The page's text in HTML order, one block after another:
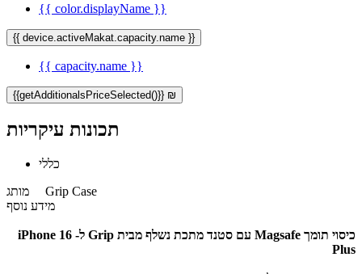
{{ color.displayName }}
{{ device.activeMakat.capacity.name }}
{{ capacity.name }}
{{getAdditionalsPriceSelected()}} ₪
תכונות עיקריות
כללי
מותג Grip Case
מידע נוסף
כיסוי תומך Magsafe עם סטנד מתכת נשלף מבית Grip ל- iPhone 16
Plus